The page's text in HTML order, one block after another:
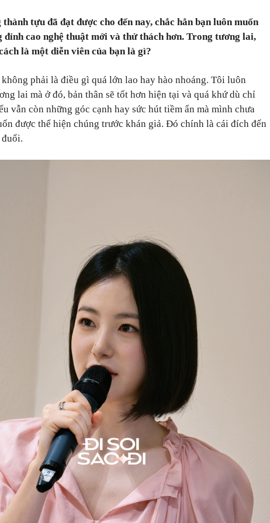
tựu đã đạt được cho đến nay, chắc hẳn bạn luôn muốn
đỉnh cao nghệ thuật mới và thử thách hơn. Trong tương lai,
là một diễn viên của bạn là gì?
phải là điều gì quá lớn lao hay hào nhoáng. Tôi luôn
lai mà ở đó, bản thân sẽ tốt hơn hiện tại và quá khứ dù chỉ
vẫn còn những góc cạnh hay sức hút tiềm ẩn mà mình chưa
được thể hiện chúng trước khán giả. Đó chính là cái đích đến